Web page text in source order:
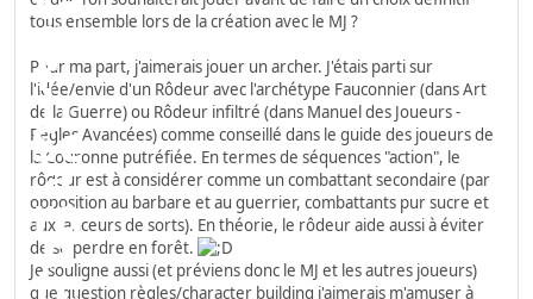
tous ensemble lors de la création avec le MJ ?
Pour ma part, j'aimerais jouer un archer. J'étais parti sur
l'idée/envie d'un Rôdeur avec l'archétype Fauconnier (dans Art
de la Guerre) ou Rôdeur infiltré (dans Manuel des Joueurs -
Règles Avancées) comme conseillé dans le guide des joueurs de
la Couronne putréfiée. En termes de séquences "action", le
rôdeur est à considérer comme un combattant secondaire (par
opposition au barbare et au guerrier, combattants pur sucre et
aux lanceurs de sorts). En théorie, le rôdeur aide aussi à éviter
de se perdre en forêt.
Je souligne aussi (et préviens donc le MJ et les autres joueurs)
que question règles/character building j'aimerais m'amuser à